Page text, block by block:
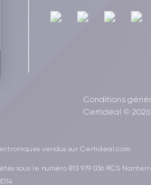
Conditions
Certideal ©
vendus sur Certideal.com.
sous le numéro 813 979 036 RCS